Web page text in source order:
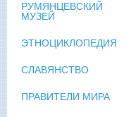
РУМЯНЦЕВСКИЙ
МУЗЕЙ
ЭТНОЦИКЛОПЕДИЯ
СЛАВЯНСТВО
ПРАВИТЕЛИ МИРА